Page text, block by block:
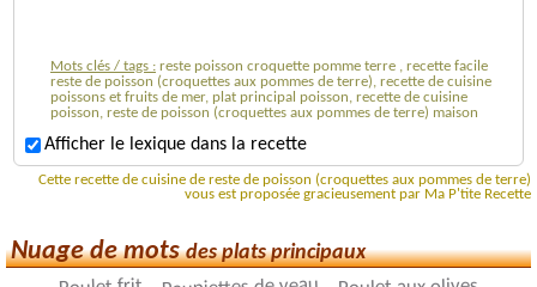
Mots clés / tags : reste poisson croquette pomme terre , recette facile
reste de poisson (croquettes aux pommes de terre), recette de cuisine
poissons et fruits de mer, plat principal poisson, recette de cuisine
poisson, reste de poisson (croquettes aux pommes de terre) maison
Afficher le lexique dans la recette
Cette recette de cuisine de reste de poisson (croquettes aux pommes de terre)
vous est proposée gracieusement par Ma P'tite Recette
Nuage de motsdes plats principaux